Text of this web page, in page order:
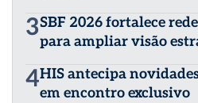
3SBF 2026 fortalece
para ampliar visão
4HIS antecipa
em encontro exclusivo